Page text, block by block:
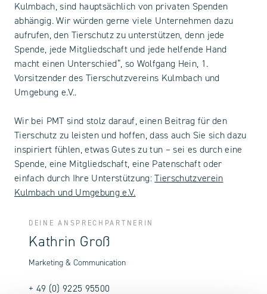
Kulmbach, sind hauptsächlich von privaten Spenden
abhängig. Wir würden gerne viele Unternehmen dazu
aufrufen, den Tierschutz zu unterstützen, denn jede
Spende, jede Mitgliedschaft und jede helfende Hand
macht einen Unterschied“, so Wolfgang Hein, 1.
Vorsitzender des Tierschutzvereins Kulmbach und
Umgebung e.V..
Wir bei PMT sind stolz darauf, einen Beitrag für den
Tierschutz zu leisten und hoffen, dass auch Sie sich dazu
inspiriert fühlen, etwas Gutes zu tun – sei es durch eine
Spende, eine Mitgliedschaft, eine Patenschaft oder
einfach durch Ihre Unterstützung:Tierschutzverein
Kulmbach und Umgebung e.V.
DEINE ANSPRECHPARTNERIN
Kathrin Groß
Marketing & Communication
+ 49 (0) 9225 95500